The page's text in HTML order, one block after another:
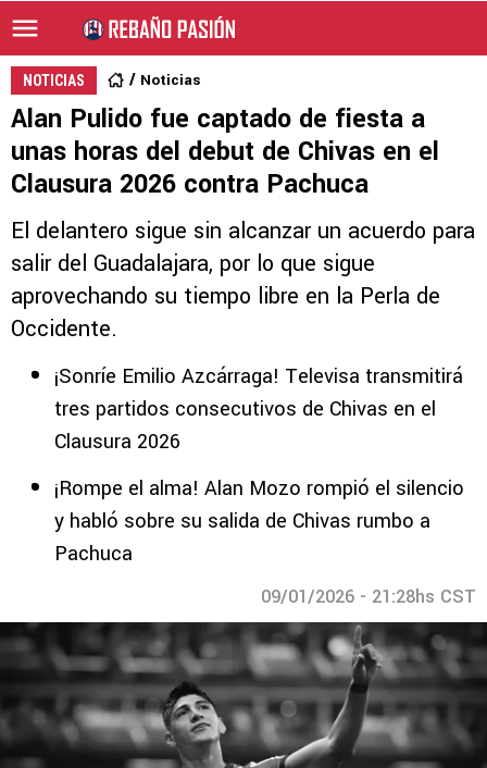
NOTICIAS Noticias
Alan Pulido fue captado de fiesta a
unas horas del debut de Chivas en el
Clausura 2026 contra Pachuca
El delantero sigue sin alcanzar un acuerdo para
salir del Guadalajara, por lo que sigue
aprovechando su tiempo libre en la Perla de
Occidente.
¡Sonríe Emilio Azcárraga! Televisa transmitirá
tres partidos consecutivos de Chivas en el
Clausura 2026
¡Rompe el alma! Alan Mozo rompió el silencio
y habló sobre su salida de Chivas rumbo a
Pachuca
09/01/2026 - 21:28hs CST